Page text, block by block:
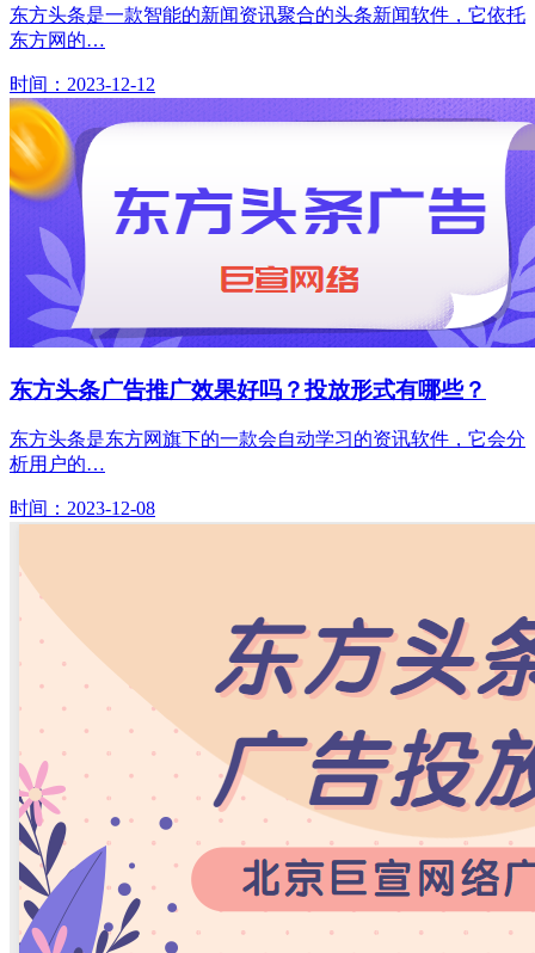
东方头条是一款智能的新闻资讯聚合的头条新闻软件，它依托
东方网的…
时间：2023-12-12
东方头条广告推广效果好吗？投放形式有哪些？
东方头条是东方网旗下的一款会自动学习的资讯软件，它会分
析用户的…
时间：2023-12-08